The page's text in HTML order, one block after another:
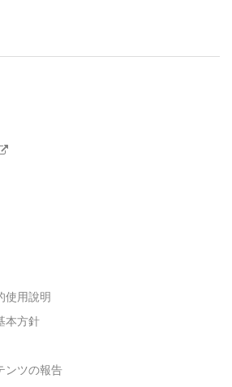
使用說明
本方針
ンツの報告